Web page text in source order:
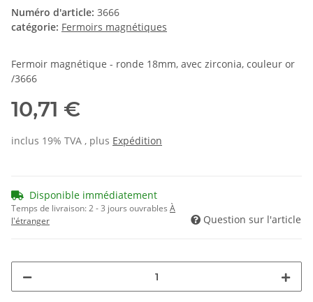
Numéro d'article: 3666
catégorie: Fermoirs magnétiques
Fermoir magnétique - ronde 18mm, avec zirconia, couleur or
/3666
10,71 €
inclus 19% TVA , plus Expédition
Disponible immédiatement
Temps de livraison:2 - 3 jours ouvrables À
l'étranger
Question sur l'article